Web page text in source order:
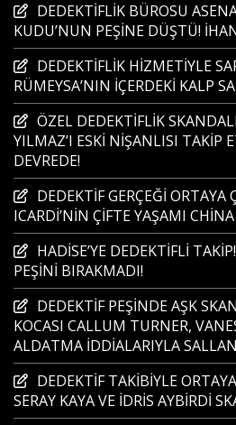
DEDEKTİFLİK BÜROSU
KUDU’NUN PEŞİNE DÜŞTÜ!
DEDEKTİFLİK HİZMETİYLE
RÜMEYSA’NIN İÇERDEKİ KALP
ÖZEL DEDEKTİFLİK
YILMAZ’I ESKİ NİŞANLISI TAKİP
DEVREDE!
DEDEKTİF GERÇEĞİ ORTAYA
ICARDİ’NİN ÇİFTE YAŞAMI
HADİSE’YE DEDEKTİFLİ
PEŞİNİ BIRAKMADI!
DEDEKTİF PEŞİNDE AŞK
KOCASI CALLUM TURNER,
ALDATMA İDDİALARIYLA
DEDEKTİF TAKİBİYLE
SERAY KAYA VE İDRİS AYBİRDİ